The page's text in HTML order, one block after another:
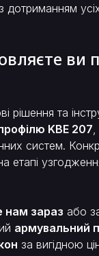
ви
рішення та
KBE 207,
систем.
етапі
нам зараз або
армувальний
за вигідною